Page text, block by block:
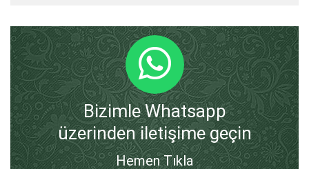
Bizimle Whatsapp
üzerinden iletişime geçin
Hemen Tıkla